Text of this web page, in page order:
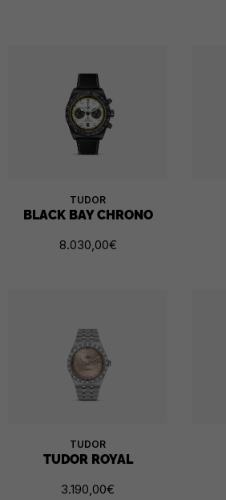
TUDOR
BLACK BAY CHRONO
8.030,00€
TUDOR
TUDOR ROYAL
3.190,00€